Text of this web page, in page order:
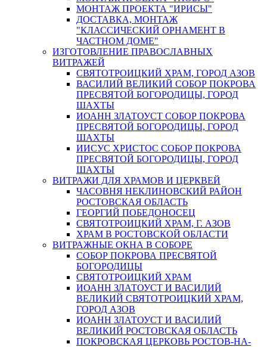
МОНТАЖ ПРОЕКТА "ИРИСЫ"
ДОСТАВКА, МОНТАЖ
"КЛАССИЧЕСКИЙ ОРНАМЕНТ В
ЧАСТНОМ ДОМЕ"
ИЗГОТОВЛЕНИЕ ПРАВОСЛАВНЫХ
ВИТРАЖЕЙ
СВЯТОТРОИЦКИЙ ХРАМ, ГОРОД АЗОВ
ВАСИЛИЙ ВЕЛИКИЙ СОБОР ПОКРОВА
ПРЕСВЯТОЙ БОГОРОДИЦЫ, ГОРОД
ШАХТЫ
ИОАНН ЗЛАТОУСТ СОБОР ПОКРОВА
ПРЕСВЯТОЙ БОГОРОДИЦЫ, ГОРОД
ШАХТЫ
ИИСУС ХРИСТОС СОБОР ПОКРОВА
ПРЕСВЯТОЙ БОГОРОДИЦЫ, ГОРОД
ШАХТЫ
ВИТРАЖИ ДЛЯ ХРАМОВ И ЦЕРКВЕЙ
ЧАСОВНЯ НЕКЛИНОВСКИЙ РАЙОН
РОСТОВСКАЯ ОБЛАСТЬ
ГЕОРГИЙ ПОБЕДОНОСЕЦ
СВЯТОТРОИЦКИЙ ХРАМ, Г. АЗОВ
ХРАМ В РОСТОВСКОЙ ОБЛАСТИ
ВИТРАЖНЫЕ ОКНА В СОБОРЕ
СОБОР ПОКРОВА ПРЕСВЯТОЙ
БОГОРОДИЦЫ
СВЯТОТРОИЦКИЙ ХРАМ
ИОАНН ЗЛАТОУСТ И ВАСИЛИЙ
ВЕЛИКИЙ СВЯТОТРОИЦКИЙ ХРАМ,
ГОРОД АЗОВ
ИОАНН ЗЛАТОУСТ И ВАСИЛИЙ
ВЕЛИКИЙ РОСТОВСКАЯ ОБЛАСТЬ
ПОКРОВСКАЯ ЦЕРКОВЬ РОСТОВ-НА-